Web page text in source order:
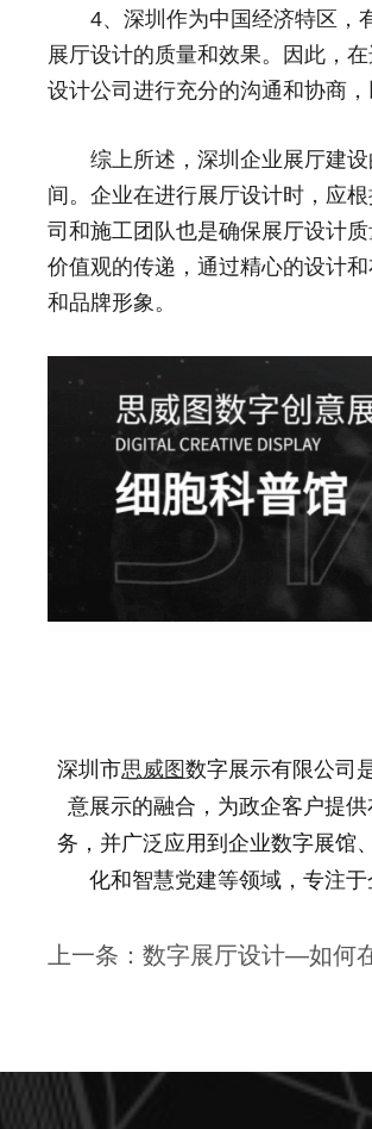
4、深圳作为中国经济特区，有
展厅设计的质量和效果。因此，
设计公司进行充分的沟通和协商
综上所述，深圳企业展厅建设
间。企业在进行展厅设计时，应
司和施工团队也是确保展厅设计
价值观的传递，通过精心的设计
和品牌形象。
深圳市思威图数字展示有限公司
意展示的融合，为政企客户提
务，并广泛应用到企业数字展馆
化和智慧党建等领域，专注